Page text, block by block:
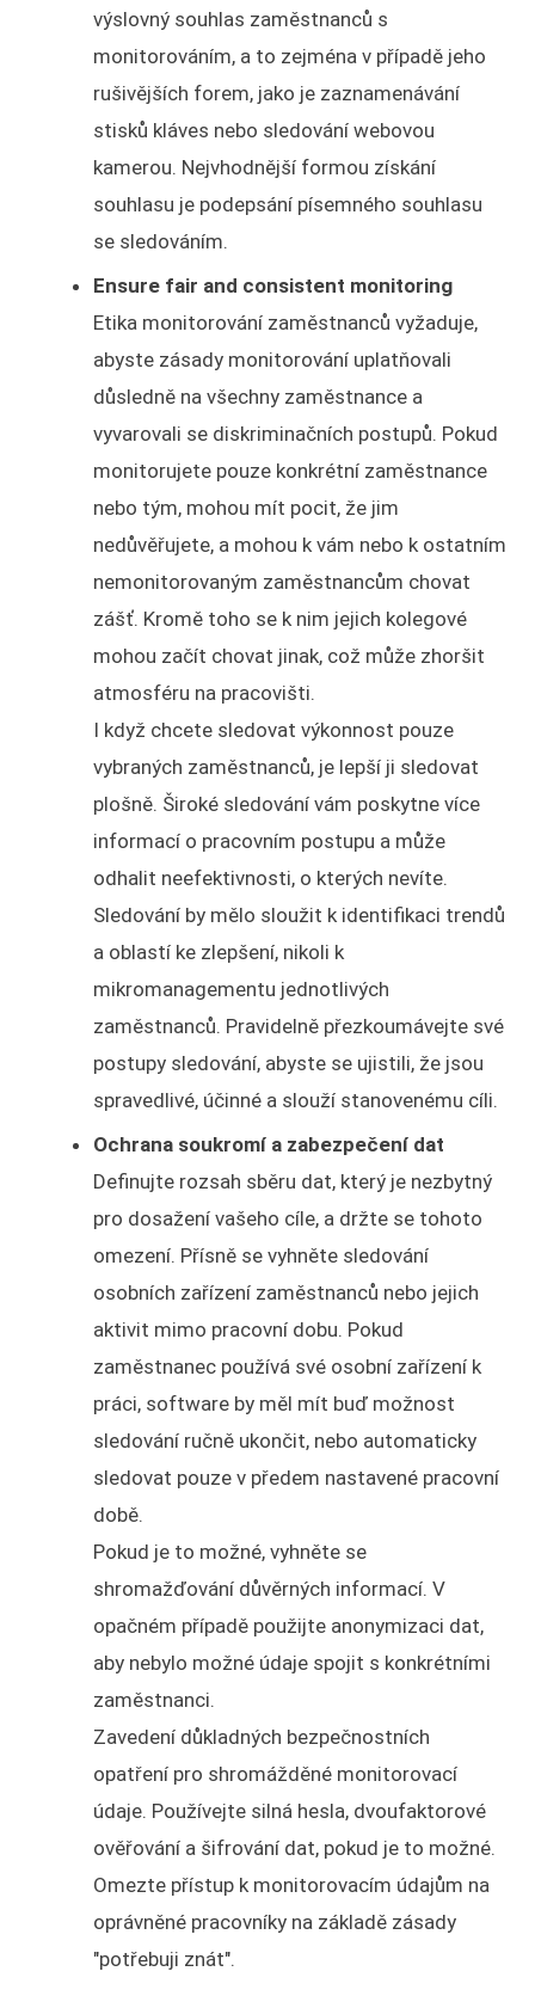
výslovný souhlas zaměstnanců s
monitorováním, a to zejména v případě jeho
rušivějších forem, jako je zaznamenávání
stisků kláves nebo sledování webovou
kamerou. Nejvhodnější formou získání
souhlasu je podepsání písemného souhlasu
se sledováním.
Ensure fair and consistent monitoring
Etika monitorování zaměstnanců vyžaduje,
abyste zásady monitorování uplatňovali
důsledně na všechny zaměstnance a
vyvarovali se diskriminačních postupů. Pokud
monitorujete pouze konkrétní zaměstnance
nebo tým, mohou mít pocit, že jim
nedůvěřujete, a mohou k vám nebo k ostatním
nemonitorovaným zaměstnancům chovat
zášť. Kromě toho se k nim jejich kolegové
mohou začít chovat jinak, což může zhoršit
atmosféru na pracovišti.
I když chcete sledovat výkonnost pouze
vybraných zaměstnanců, je lepší ji sledovat
plošně. Široké sledování vám poskytne více
informací o pracovním postupu a může
odhalit neefektivnosti, o kterých nevíte.
Sledování by mělo sloužit k identifikaci trendů
a oblastí ke zlepšení, nikoli k
mikromanagementu jednotlivých
zaměstnanců. Pravidelně přezkoumávejte své
postupy sledování, abyste se ujistili, že jsou
spravedlivé, účinné a slouží stanovenému cíli.
Ochrana soukromí a zabezpečení dat
Definujte rozsah sběru dat, který je nezbytný
pro dosažení vašeho cíle, a držte se tohoto
omezení. Přísně se vyhněte sledování
osobních zařízení zaměstnanců nebo jejich
aktivit mimo pracovní dobu. Pokud
zaměstnanec používá své osobní zařízení k
práci, software by měl mít buď možnost
sledování ručně ukončit, nebo automaticky
sledovat pouze v předem nastavené pracovní
době.
Pokud je to možné, vyhněte se
shromažďování důvěrných informací. V
opačném případě použijte anonymizaci dat,
aby nebylo možné údaje spojit s konkrétními
zaměstnanci.
Zavedení důkladných bezpečnostních
opatření pro shromážděné monitorovací
údaje. Používejte silná hesla, dvoufaktorové
ověřování a šifrování dat, pokud je to možné.
Omezte přístup k monitorovacím údajům na
oprávněné pracovníky na základě zásady
"potřebuji znát".